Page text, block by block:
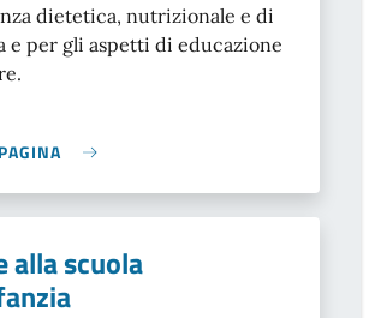
dietetica, nutrizionale e di
e per gli aspetti di educazione
alla scuola